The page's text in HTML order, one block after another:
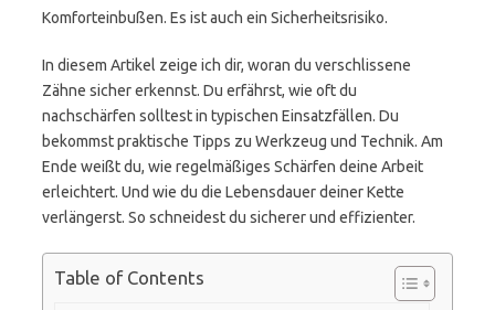
Komforteinbußen. Es ist auch ein Sicherheitsrisiko.
In diesem Artikel zeige ich dir, woran du verschlissene
Zähne sicher erkennst. Du erfährst, wie oft du
nachschärfen solltest in typischen Einsatzfällen. Du
bekommst praktische Tipps zu Werkzeug und Technik. Am
Ende weißt du, wie regelmäßiges Schärfen deine Arbeit
erleichtert. Und wie du die Lebensdauer deiner Kette
verlängerst. So schneidest du sicherer und effizienter.
Table of Contents